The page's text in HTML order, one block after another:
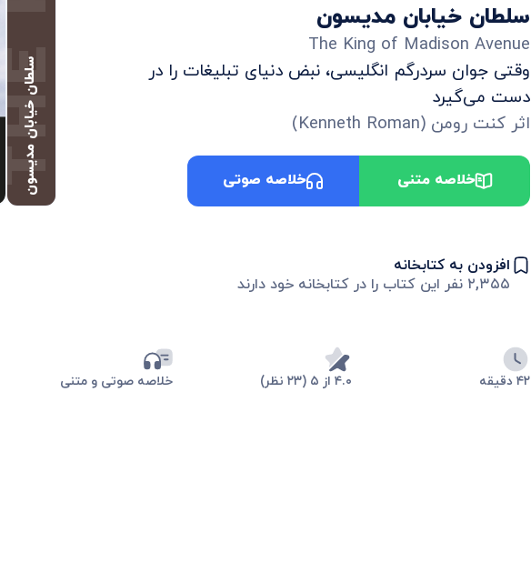
سلطان خیابان مدیسون
سلطان خیابان مدیسون
The King of Madison Avenue
وقتی جوان سردرگم انگلیسی، نبض دنیای تبلیغات را در
دست می‌گیرد
اثر کنت رومن (
Kenneth Roman
)
خلاصه متنی خلاصه صوتی
افزودن به کتابخانه
۲,۳۵۵ نفر این کتاب را در کتابخانه خود دارند
۴۲ دقیقه ۴.۰ از ۵ (۲۳ نظر) خلاصه صوتی و متنی